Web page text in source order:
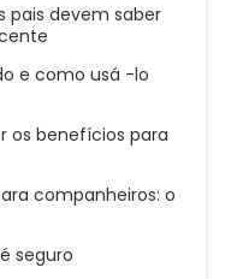
pais devem saber
e como usá -lo
os benefícios para
companheiros: o
seguro